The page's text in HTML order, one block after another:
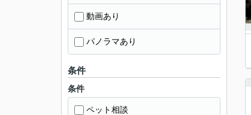
動画あり
パノラマあり
条件
条件
ペット相談